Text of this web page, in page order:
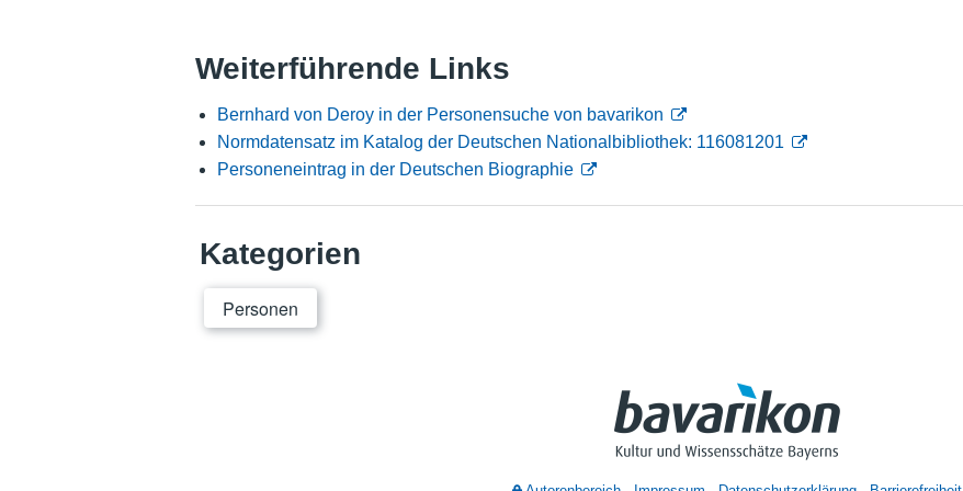
Weiterführende Links
Bernhard von Deroy in der Personensuche von bavarikon
Normdatensatz im Katalog der Deutschen Nationalbibliothek: 116081201
Personeneintrag in der Deutschen Biographie
Kategorien
Personen